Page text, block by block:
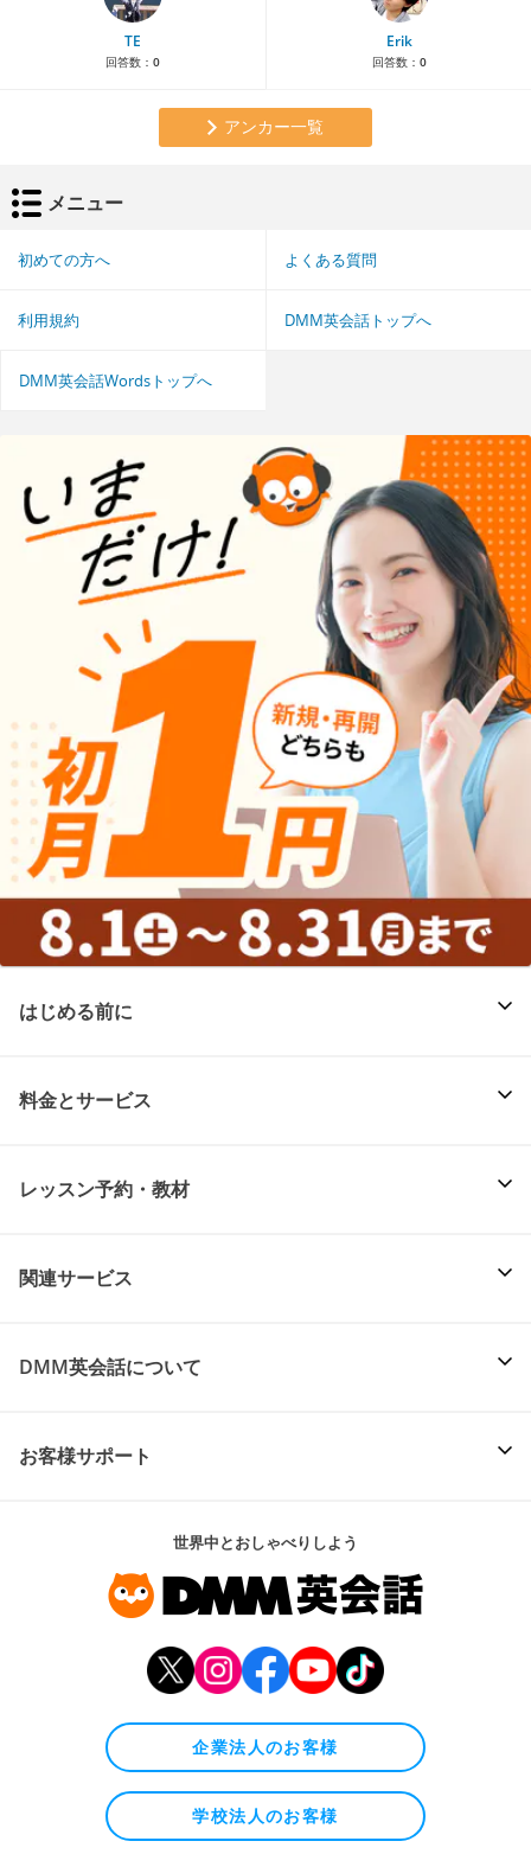
TE
回答数： 0
Erik
回答数： 0
アンカー一覧
メニュー
初めての方へ よくある質問
利用規約 DMM英会話トップへ
DMM英会話Wordsトップへ
はじめる前に
料金とサービス
レッスン予約・教材
関連サービス
DMM英会話について
お客様サポート
世界中とおしゃべりしよう
企業法人のお客様
学校法人のお客様